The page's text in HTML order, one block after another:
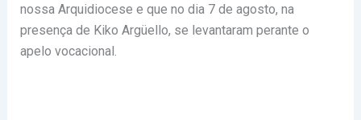
nossa Arquidiocese e que no dia 7 de agosto, na
presença de Kiko Argüello, se levantaram perante o
apelo vocacional.